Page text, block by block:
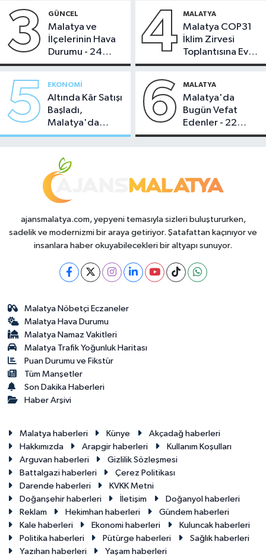
3 GÜNCEL
Malatya ve
İlçelerinin Hava
Durumu - 24
Temmuz 2026
4 MALATYA
Malatya COP31
İklim Zirvesi
Toplantısına Ev
Sahipliği Yaptı
5 EKONOMI
Altında Kâr Satışı
Başladı,
Malatya'da
Makas Ne
6 MALATYA
Malatya'da
Bugün Vefat
Edenler - 22
Temmuz 2026
ajansmalatya.com, yepyeni temasıyla sizleri buluştururken,
sadelik ve modernizmi bir araya getiriyor. Şatafattan kaçınıyor ve
insanlara haber okuyabilecekleri bir altyapı sunuyor.
Malatya Nöbetçi Eczaneler
Malatya Hava Durumu
Malatya Namaz Vakitleri
Malatya Trafik Yoğunluk Haritası
Puan Durumu ve Fikstür
Tüm Manşetler
Son Dakika Haberleri
Haber Arşivi
Malatya haberleri Künye
Akçadağ haberleri
Hakkımızda
Arapgir haberleri
Kullanım Koşulları
Arguvan haberleri
Gizlilik Sözleşmesi
Battalgazi haberleri
Çerez Politikası
Darende haberleri
KVKK Metni
Doğanşehir haberleri
İletişim
Doğanyol haberleri
Reklam
Hekimhan haberleri
Gündem haberleri
Kale haberleri
Ekonomi haberleri
Kuluncak haberleri
Politika haberleri
Pütürge haberleri
Sağlık haberleri
Yazıhan haberleri
Yaşam haberleri